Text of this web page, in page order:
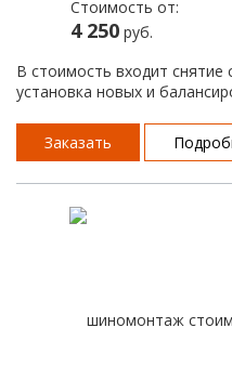
Стоимость от:
4 250 руб.
В стоимость входит снятие
установка новых и
Заказать